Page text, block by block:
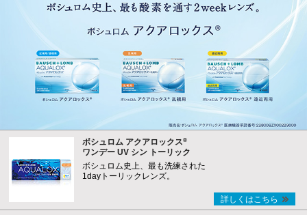
ボシュロム アクアロックス®
ワンデー UV シン トーリック
ボシュロム史上、最も洗練された
1dayトーリックレンズ。
詳しくはこちら